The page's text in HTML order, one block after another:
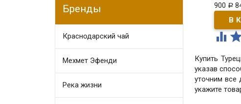
Бренды
Краснодарский чай
Мехмет Эфенди
Река жизни
900 Р

Купить
указав
уточним все
укажите